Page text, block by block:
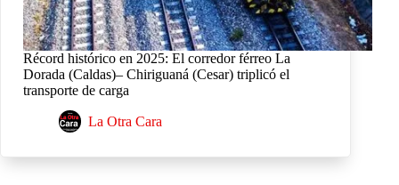
Récord histórico en 2025: El corredor férreo La
Dorada (Caldas)– Chiriguaná (Cesar) triplicó el
transporte de carga
La Otra Cara